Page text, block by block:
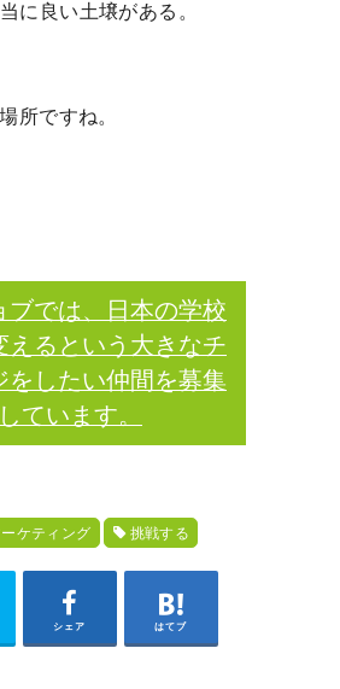
に良い土壌がある。
所ですね。
ブでは、日本の学校
えるという大きなチ
をしたい仲間を募集
しています。
ケティング 挑戦する
シェア はてブ